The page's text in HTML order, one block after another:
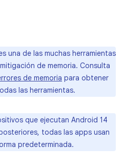
una de las muchas herramientas
de memoria. Consulta
de memoria para obtener
las herramientas.
que ejecutan Android 14
todas las apps usan
predeterminada.